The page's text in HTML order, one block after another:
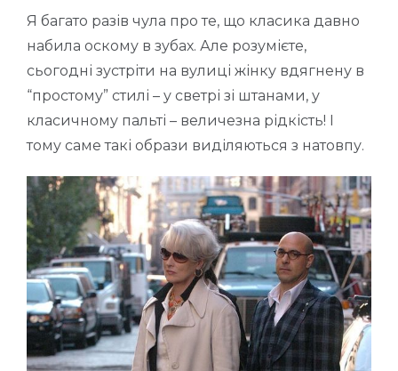
Я багато разів чула про те, що класика давно
набила оскому в зубах. Але розумієте,
сьогодні зустріти на вулиці жінку вдягнену в
“простому” стилі – у светрі зі штанами, у
класичному пальті – величезна рідкість! І
тому саме такі образи виділяються з натовпу.